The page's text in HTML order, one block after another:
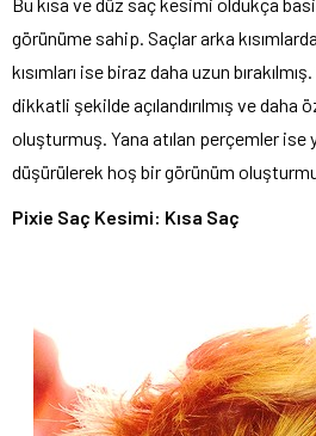
görünüme sahip. Saçlar arka
kısımları ise biraz daha uzun
dikkatli şekilde açılandırılmış ve daha
oluşturmuş. Yana atılan perçemler
düşürülerek hoş bir görünüm
Pixie Saç Kesimi: Kısa Saç